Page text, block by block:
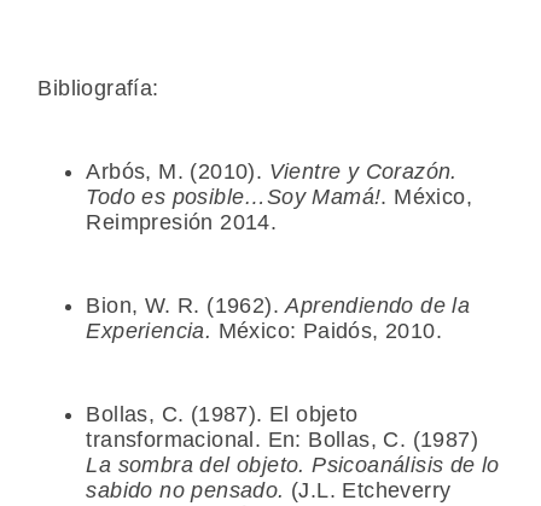
Bibliografía:
Arbós, M. (2010). Vientre y Corazón.
Todo es posible…Soy Mamá!. México,
Reimpresión 2014.
Bion, W. R. (1962).Aprendiendo de la
Experiencia. México: Paidós, 2010.
Bollas, C. (1987). El objeto
transformacional. En: Bollas, C. (1987)
La sombra del objeto. Psicoanálisis de lo
sabido no pensado. (J.L. Etcheverry